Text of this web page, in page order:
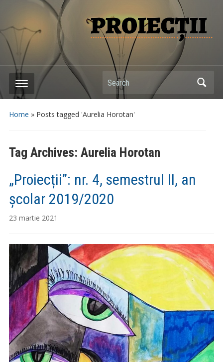
Search
Home » Posts tagged 'Aurelia Horotan'
Tag Archives: Aurelia Horotan
„Proiecții”: nr. 4, semestrul II, an
școlar 2019/2020
23 martie 2021